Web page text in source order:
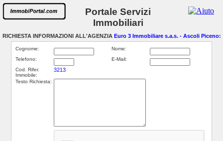
Portale Servizi
Immobiliari
RICHIESTA INFORMAZIONI ALL'AGENZIA Euro 3 Immobiliare s.a.s. - Ascoli Piceno:
Cognome:
Nome:
Telefono:
E-Mail:
Cod. Rifer.
Immobile:
3213
Testo Richiesta: